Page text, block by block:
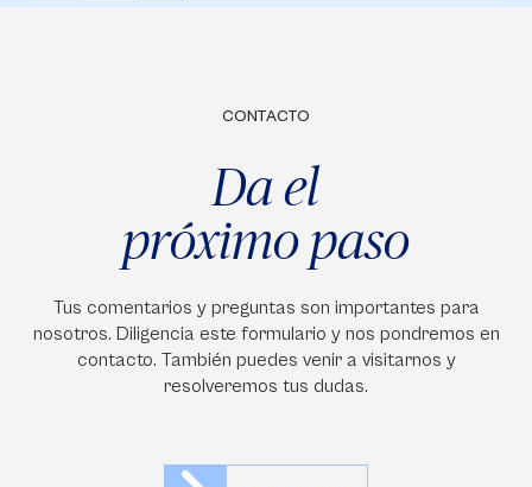
CONTACTO
Da el
próximo paso
Tus comentarios y preguntas son importantes para
nosotros. Diligencia este formulario y nos pondremos en
contacto. También puedes venir a visitarnos y
resolveremos tus dudas.